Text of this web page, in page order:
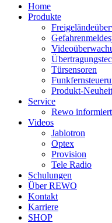
Home
Produkte
Türsensoren
Produkt-
Service
Rewo informiert
Videos
Jablotron
Optex
Provision
Tele Radio
Schulungen
Über REWO
Kontakt
Karriere
SHOP